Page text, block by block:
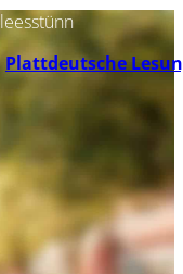
Plattdeutsche